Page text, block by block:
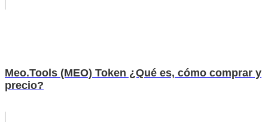
Meo.Tools (MEO) Token ¿Qué es, cómo comprar y
precio?